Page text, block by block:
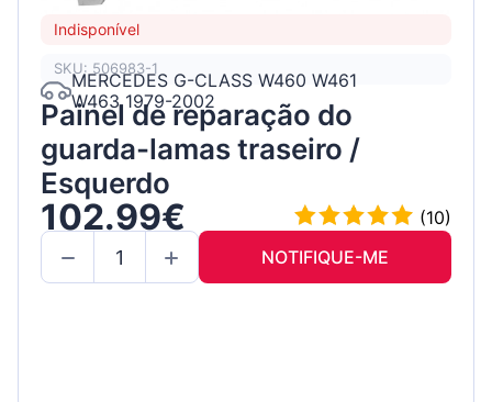
Indisponível
SKU: 506983-1
MERCEDES G-CLASS W460 W461
W463 1979-2002
Painel de reparação do
guarda-lamas traseiro /
Esquerdo
102.99€
(10)
NOTIFIQUE-ME